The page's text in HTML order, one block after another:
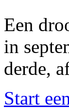
Een
in
derde,
Start